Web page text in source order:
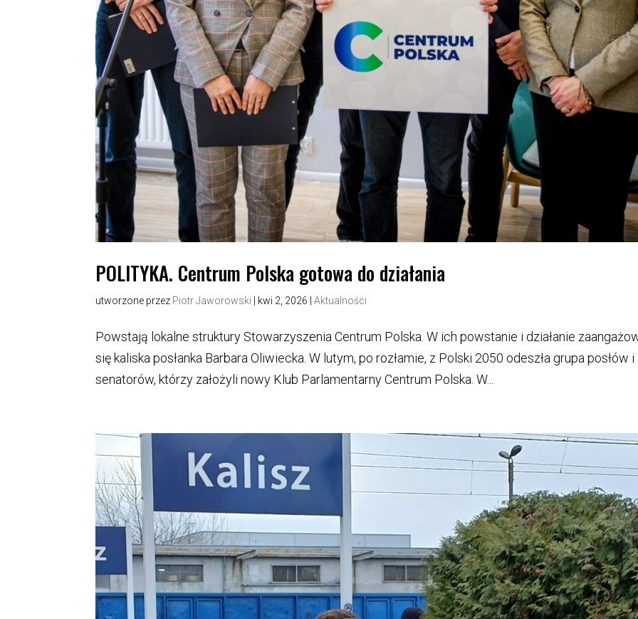
POLITYKA. Centrum Polska gotowa do działania
utworzone przez Piotr Jaworowski kwi 2, 2026 |Aktualności
Powstają lokalne struktury Stowarzyszenia Centrum Polska. W ich powstanie i działanie
się kaliska posłanka Barbara Oliwiecka. W lutym, po rozłamie, z Polski 2050 odeszła grupa posłów i
senatorów, którzy założyli nowy Klub Parlamentarny Centrum Polska. W...